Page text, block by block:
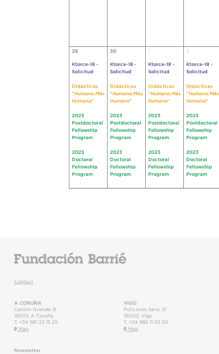
29
Ktorce-18 -
Solicitud
Didácticas
"Humano.Más
Humano"
2023
Postdoctoral
Fellowship
Program
2023
Doctoral
Fellowship
Program
30
Ktorce-18 -
Solicitud
Didácticas
"Humano.Más
Humano"
2023
Postdoctoral
Fellowship
Program
2023
Doctoral
Fellowship
Program
Ktorce-18 -
Solicitud
Didácticas
"Humano.Más
Humano"
2023
Postdoctoral
Fellowship
Program
2023
Doctoral
Fellowship
Program
2
Ktorce-18 -
Solicitud
Didácticas
"Humano.Más
Humano"
2023
Postdoctoral
Fellowship
Program
2023
Doctoral
Fellowship
Program
Contact
A CORUÑA
Cantón Grande, 9
15003
A Coruña
T. +34 981 22 15 25
Map
VIGO
Policarpo Sanz, 31
36202 Vigo
T. +34 986 11 02 20
Map
Newsletter